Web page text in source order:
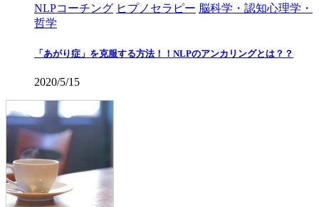
NLPコーチング ヒプノセラピー 脳科学・認知心理学・
哲学
「あがり症」を克服する方法！！NLPのアンカリングとは？？
2020/5/15